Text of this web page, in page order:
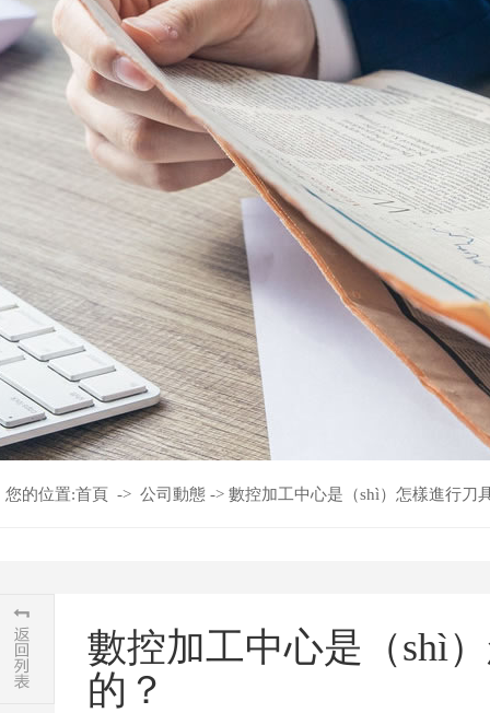
您的位置:首頁 -> 公司動態 -> 數控加工中心是（shì）怎樣進行刀
數控加工中心是（shì
的？